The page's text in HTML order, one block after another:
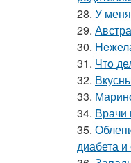
28. У меня
29.
30.
31. Чтo
32.
33.
34. Врачи
35.
диабета